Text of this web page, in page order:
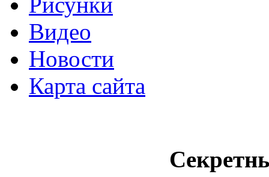
Видео
Новости
Карта сайта